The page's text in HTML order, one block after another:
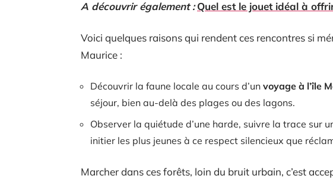
A découvrir également : Quel est le jouet idéal à
Voici quelques raisons qui rendent ces rencontres si
Maurice :
Découvrir la faune locale au cours d’un voyage à l’île
séjour, bien au-delà des plages ou des lagons.
Observer la quiétude d’une harde, suivre la trace sur
initier les plus jeunes à ce respect silencieux que
Marcher dans ces forêts, loin du bruit urbain, c’est